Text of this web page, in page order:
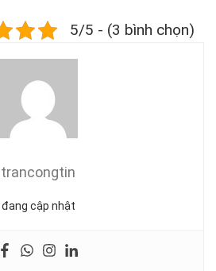
5/5 - (3 bình chọn)
trancongtin
đang cập nhật